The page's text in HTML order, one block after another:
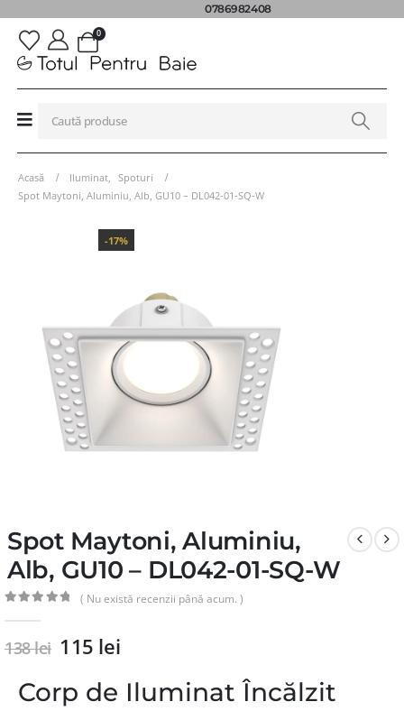
0786982408
0
Acasă Iluminat
Spoturi
Spot Maytoni, Aluminiu, Alb, GU10 – DL042-01-SQ-W
-17%
Spot Maytoni, Aluminiu,
Alb, GU10 – DL042-01-SQ-W
( Nu există recenzii până acum. )
138lei 115 lei
Corp de Iluminat Încălzit